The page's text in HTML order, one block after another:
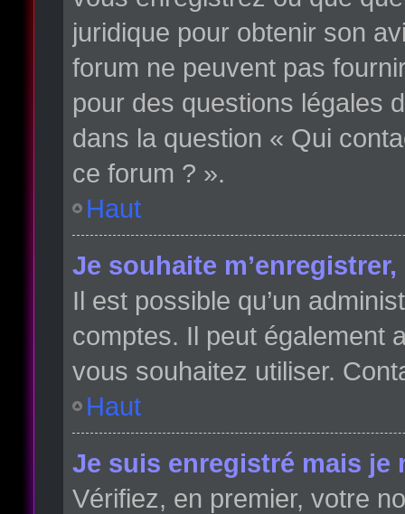
juridique pour obtenir son
forum ne peuvent pas
pour des questions légales
dans la question « Qui
ce forum ? ».
Haut
Je souhaite
Il est possible qu’un
comptes. Il peut également
vous souhaitez utiliser.
Haut
Je suis enregistré mais je
Vérifiez, en premier, votre